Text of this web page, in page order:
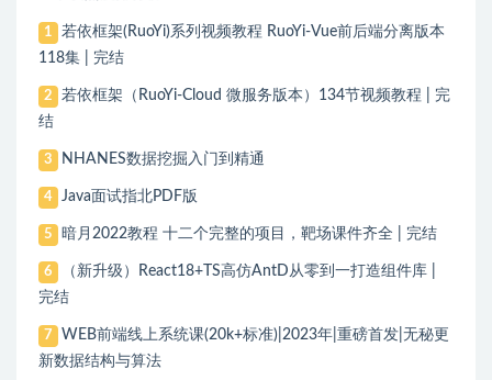
1
若依框架(RuoYi)系列视频教程 RuoYi-Vue前后端分离版本
118集 | 完结
2
若依框架（RuoYi-Cloud 微服务版本）134节视频教程 | 完
结
3 NHANES数据挖掘入门到精通
4 Java面试指北PDF版
5 暗月2022教程 十二个完整的项目，靶场课件齐全 | 完结
6
（新升级）React18+TS高仿AntD从零到一打造组件库 |
完结
7
WEB前端线上系统课(20k+标准)|2023年|重磅首发|无秘更
新数据结构与算法